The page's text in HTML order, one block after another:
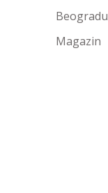
Beogradu
Magazin